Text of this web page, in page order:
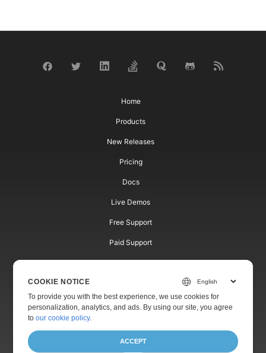
Home
Products
New Releases
Pricing
Docs
Live Demos
Free Support
Paid Support
Paid Consulting
Websites
COOKIE NOTICE
To provide you with the best experience, we use cookies for
personalization, analytics, and ads. By using our site, you agree
toour cookie policy.
ACCEPT